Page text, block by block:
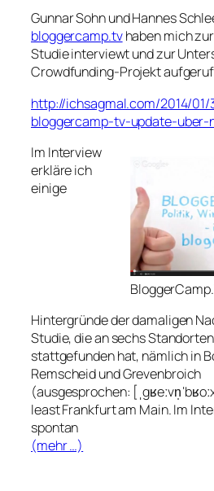
Gunnar Sohn und Hannes
bloggercamp.tvhaben mich
Studie interviewt und zur
Crowdfunding-Projekt
http://ichsagmal.com/2014/
bloggercamp-tv-update-uber-
Im Interview
erkläre ich
einige
Hintergründe der damaligen
Studie, die an sechs Standorten
stattgefunden hat, nämlich in
Remscheid und Grevenbroich
(ausgesprochen:
least Frankfurt am Main. Im
spontan
(mehr …)